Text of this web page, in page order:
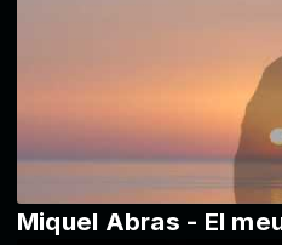
Miquel Abras - El